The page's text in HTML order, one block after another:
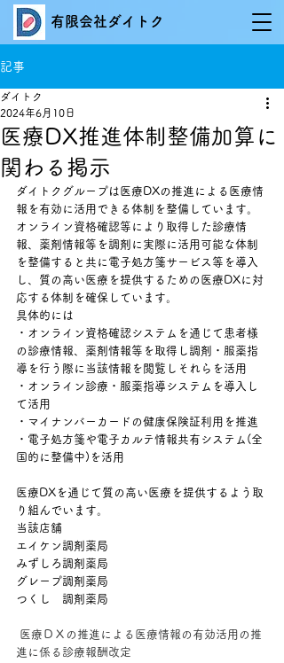
有限会社ダイトク
記事
医療DX推進体制整備加算に
関わる掲示
ダイトク
2024年6月10日
ダイトクグループは医療DXの推進による医療情
報を有効に活用できる体制を整備しています。
オンライン資格確認等により取得した診療情
報、薬剤情報等を調剤に実際に活用可能な体制
を整備すると共に電子処方箋サービス等を導入
し、質の高い医療を提供するための医療DXに対
応する体制を確保しています。
具体的には
・オンライン資格確認システムを通じて患者様
の診療情報、薬剤情報等を取得し調剤・服薬指
導を行う際に当該情報を閲覧しそれらを活用
・オンライン診療・服薬指導システムを導入し
て活用
・マイナンバーカードの健康保険証利用を推進
・電子処方箋や電子カルテ情報共有システム(全
国的に整備中)を活用
医療DXを通じて質の高い医療を提供するよう取
り組んでいます。
当該店舗
エイケン調剤薬局
みずしろ調剤薬局
グレープ調剤薬局
つくし　調剤薬局
進に係る診療報酬改定